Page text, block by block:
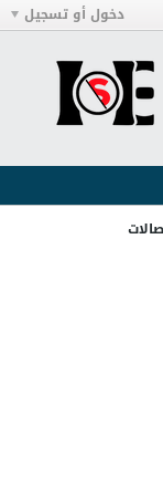
دخول أو تسجيل